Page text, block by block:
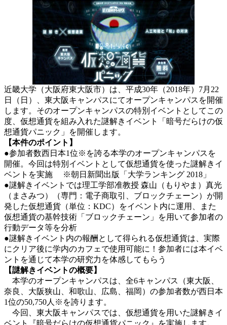
近畿大学（大阪府東大阪市）は、平成30年（2018年）7月22
日（日）、東大阪キャンパスにてオープンキャンパスを開催
します。そのオープンキャンパスの特別イベントとしてこの
度、仮想通貨を組み入れた謎解きイベント「暗号だらけの仮
想通貨パニック」を開催します。
【本件のポイント】
●参加者数西日本1位※を誇る本学のオープンキャンパスを
開催。今回は特別イベントとして仮想通貨を使った謎解きイ
ベントを実施 ※朝日新聞出版「大学ランキング 2018」
●謎解きイベントでは理工学部准教授 森山（もりやま）真光
（まさみつ）（専門：電子商取引、ブロックチェーン）が開
発した仮想通貨（単位：KDC）をイベント内に運用、また
仮想通貨の基幹技術「ブロックチェーン」を用いて参加者の
行動データ等を分析
●謎解きイベント内の報酬として得られる仮想通貨は、実際
にクリア後に学内のカフェで使用可能に！参加者には本イベ
ントを通じて本学の研究力を体感してもらう
【謎解きイベントの概要】
本学のオープンキャンパスは、全6キャンパス（東大阪、
奈良、大阪狭山、和歌山、広島、福岡）の参加者数が西日本
1位の50,750人※を誇ります。
今回、東大阪キャンパスでは、仮想通貨を用いた謎解きイ
ベント『暗号だらけの仮想通貨パニック』を実施します。